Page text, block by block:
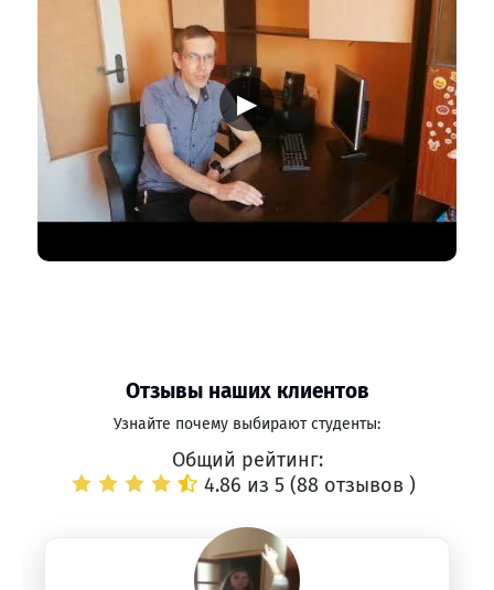
▶
Отзывы наших клиентов
Узнайте почему выбирают студенты:
Общий рейтинг:
4.86 из 5 (88 отзывов )